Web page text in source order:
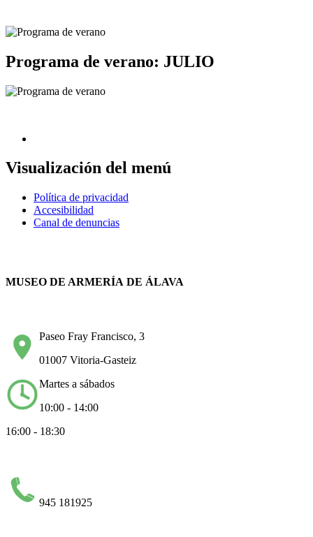
Programa de verano: JULIO
Visualización del menú
Política de privacidad
Accesibilidad
Canal de denuncias
MUSEO DE ARMERÍA DE ÁLAVA
Paseo Fray Francisco, 3
01007 Vitoria-Gasteiz
Martes a sábados
10:00 - 14:00
16:00 - 18:30
945 181925